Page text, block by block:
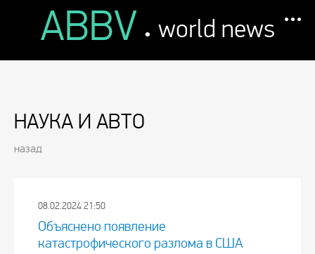
ABBV . world news
НАУКА И АВТО
назад
08.02.2024 21:50
Объяснено появление
катастрофического разлома в США